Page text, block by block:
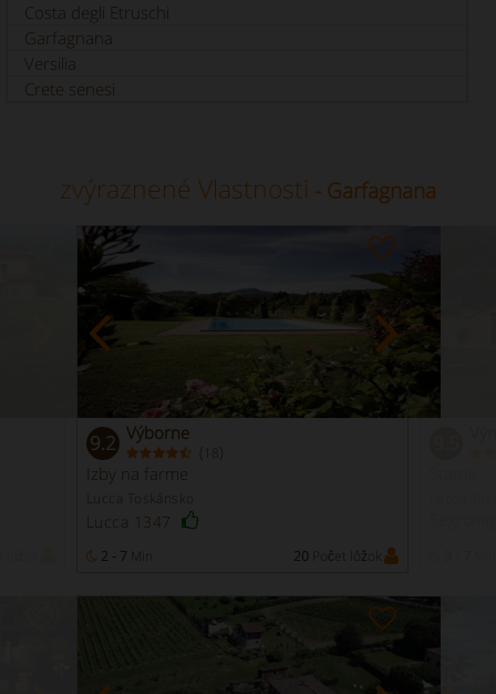
Costa degli Etruschi
Garfagnana
Versilia
Crete senesi
zvýraznené Vlastnosti - Garfagnana
9.2 Výborne
( 18 )
Izby na farme
Lucca Toskánsko
Lucca 1347
2 - 7 Min 20 Počet lôžok